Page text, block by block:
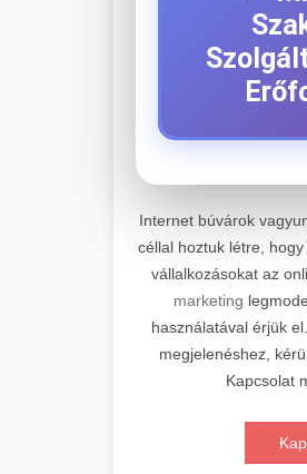
javítási és
Szakértő
szervízt
márkához
📊 2.
Átfogó
szolgáltatások,
közösségi
hirdetéseket.
Internet búvárok
céllal hoztuk létre,
vállalkozásokat az
marketing
használatával érjük
megjelenéshez,
Kapcsolat